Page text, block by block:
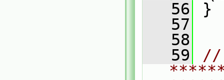
   56
}
   57
   58
   59
//